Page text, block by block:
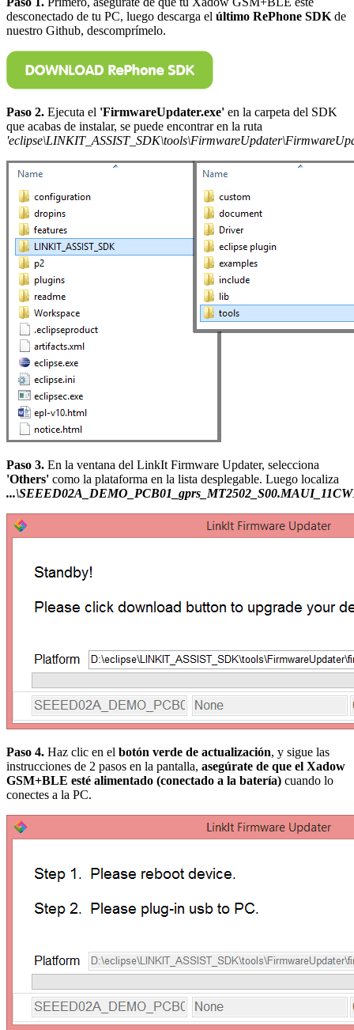
desconectado de tu PC, luego descarga el último RePhone SDK de
nuestro Github, descomprímelo.
Paso 2. Ejecuta el 'FirmwareUpdater.exe' en la carpeta del SDK
que acabas de instalar, se puede encontrar en la ruta
Paso 3. En la ventana del LinkIt Firmware Updater, selecciona
'Others' como la plataforma en la lista desplegable. Luego localiza
Paso 4. Haz clic en el botón verde de actualización, y sigue las
instrucciones de 2 pasos en la pantalla, asegúrate de que el Xadow
GSM+BLE esté alimentado (conectado a la batería) cuando lo
conectes a la PC.